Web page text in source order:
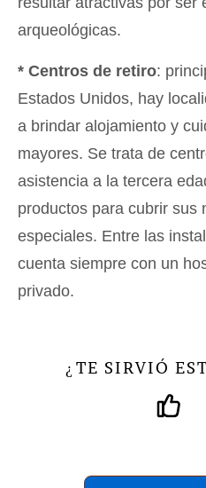
arqueológicas.
* Centros de retiro:
Estados Unidos, hay
a brindar alojamiento y
mayores. Se trata de
asistencia a la tercera
productos para cubrir sus
especiales. Entre las
cuenta siempre con un
privado.
¿ TE SIRVIÓ